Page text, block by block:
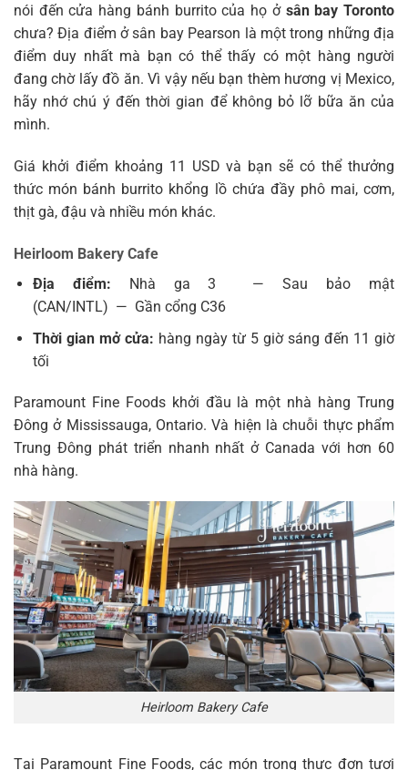
nói đến cửa hàng bánh burrito của họ ở sân bay Toronto
chưa? Địa điểm ở sân bay Pearson là một trong những địa
điểm duy nhất mà bạn có thể thấy có một hàng người
đang chờ lấy đồ ăn. Vì vậy nếu bạn thèm hương vị Mexico,
hãy nhớ chú ý đến thời gian để không bỏ lỡ bữa ăn của
mình.
Giá khởi điểm khoảng 11 USD và bạn sẽ có thể thưởng
thức món bánh burrito khổng lồ chứa đầy phô mai, cơm,
thịt gà, đậu và nhiều món khác.
Heirloom Bakery Cafe
Địa điểm:
Nhà ga 3 — Sau bảo mật
(CAN/INTL) — Gần cổng C36
Thời gian mở cửa: hàng ngày từ 5 giờ sáng đến 11 giờ
tối
Paramount Fine Foods khởi đầu là một nhà hàng Trung
Đông ở Mississauga, Ontario. Và hiện là chuỗi thực phẩm
Trung Đông phát triển nhanh nhất ở Canada với hơn 60
nhà hàng.
Heirloom Bakery Cafe
Tại Paramount Fine Foods, các món trong thực đơn tươi